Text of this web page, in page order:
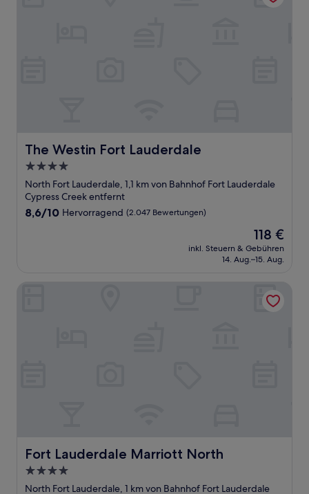
The Westin Fort Lauderdale
The Westin Fort Lauderdale
4.0-
Sterne-
Unterkunft
North Fort Lauderdale, 1,1 km von Bahnhof Fort Lauderdale
Cypress Creek entfernt
8.6
8,6/10 Hervorragend (2.047 Bewertungen)
Der
Preis
beträgt
118 €
inkl. Steuern & Gebühren
14. Aug.–15. Aug.
Fort Lauderdale Marriott North
Fort Lauderdale Marriott North
4.0-
Sterne-
North Fort Lauderdale, 1 km von Bahnhof Fort Lauderdale